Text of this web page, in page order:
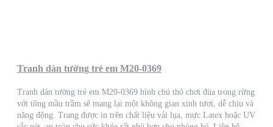
Tranh dán tường trẻ em M20-0369
Tranh dán tường trẻ em M20-0369 hình chú thỏ chơi đùa trong rừng
với tông mầu trầm sẽ mang lại một không gian xinh tươi, dễ chịu và
năng động. Trang được in trên chất liệu vải lụa, mực Latex hoặc UV